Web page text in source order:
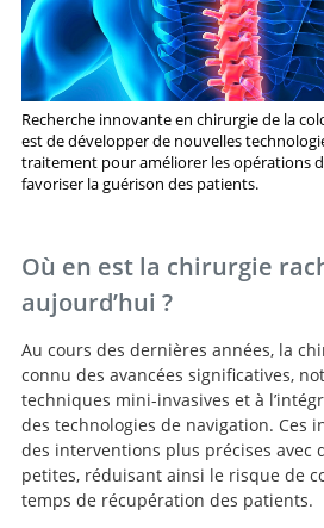
Recherche innovante en chirurgie de la
est de développer de nouvelles
traitement pour améliorer les opérations
favoriser la guérison des patients.
Où en est la chirurgie
aujourd’hui ?
Au cours des dernières années, la
connu des avancées significatives,
techniques mini-invasives et à
des technologies de navigation. Ces
des interventions plus précises avec
petites, réduisant ainsi le risque de
temps de récupération des patients.